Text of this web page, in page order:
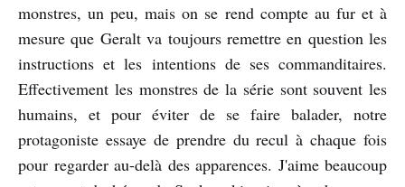
monstres, un peu, mais on se rend compte au fur et à
mesure que Geralt va toujours remettre en question les
instructions et les intentions de ses commanditaires.
Effectivement les monstres de la série sont souvent les
humains, et pour éviter de se faire balader, notre
protagoniste essaye de prendre du recul à chaque fois
pour regarder au-delà des apparences. J'aime beaucoup